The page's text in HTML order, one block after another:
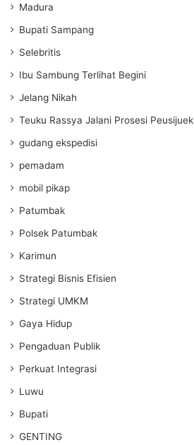
Madura
Bupati Sampang
Selebritis
Ibu Sambung Terlihat Begini
Jelang Nikah
Teuku Rassya Jalani Prosesi Peusijuek
gudang ekspedisi
pemadam
mobil pikap
Patumbak
Polsek Patumbak
Karimun
Strategi Bisnis Efisien
Strategi UMKM
Gaya Hidup
Pengaduan Publik
Perkuat Integrasi
Luwu
Bupati
GENTING